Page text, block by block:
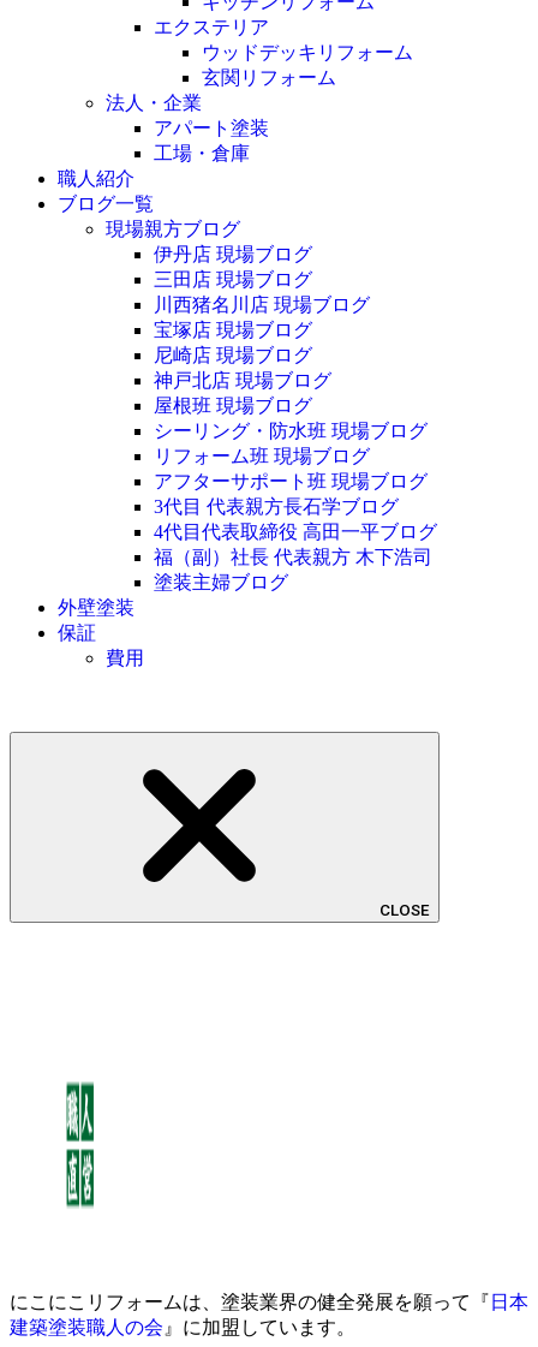
エクステリア
ウッドデッキリフォーム
玄関リフォーム
法人・企業
アパート塗装
工場・倉庫
職人紹介
ブログ一覧
現場親方ブログ
伊丹店 現場ブログ
三田店 現場ブログ
川西猪名川店 現場ブログ
宝塚店 現場ブログ
尼崎店 現場ブログ
神戸北店 現場ブログ
屋根班 現場ブログ
シーリング・防水班 現場ブログ
リフォーム班 現場ブログ
アフターサポート班 現場ブログ
3代目 代表親方長石学ブログ
4代目代表取締役 高田一平ブログ
福（副）社長 代表親方 木下浩司
塗装主婦ブログ
外壁塗装
保証
費用
CLOSE
にこにこリフォームは、塗装業界の健全発展を願って『 日本
建築塗装職人の会 』に加盟しています。